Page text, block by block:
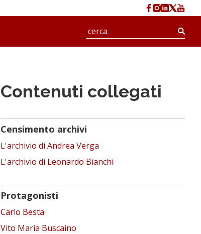
Contenuti collegati
Censimento archivi
L'archivio di Andrea Verga
L'archivio di Leonardo Bianchi
Protagonisti
Carlo Besta
Vito Maria Buscaino